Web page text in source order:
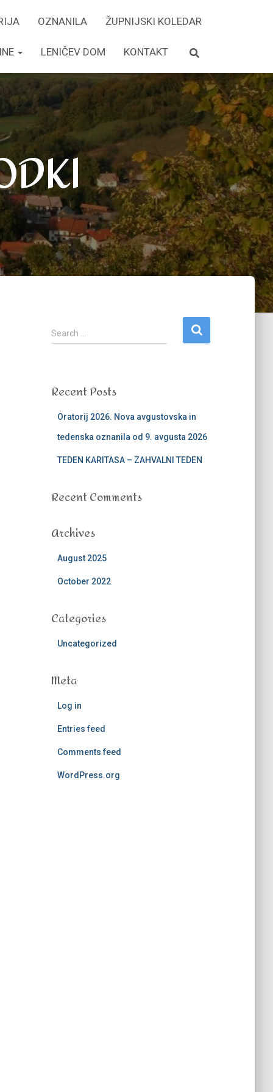
OZNANILA ŽUPNIJSKI KOLEDAR
LENIČEV DOM KONTAKT
S
e
h
Search …
Recent Posts
Oratorij 2026. Nova avgustovska in
tedenska oznanila od 9. avgusta 2026
TEDEN KARITASA – ZAHVALNI TEDEN
Recent Comments
Archives
August 2025
October 2022
Categories
Uncategorized
Meta
Log in
Entries feed
Comments feed
WordPress.org